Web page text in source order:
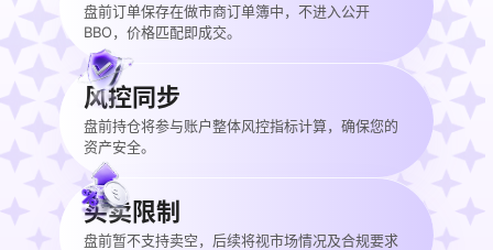
盘前订单保存在做市商订单簿中，不进入公开
BBO，价格匹配即成交。
风控同步
盘前持仓将参与账户整体风控指标计算，确保您的
资产安全。
买卖限制
盘前暂不支持卖空，后续将视市场情况及合规要求